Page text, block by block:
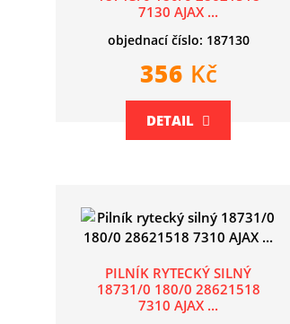
7130 AJAX ...
objednací číslo: 187130
356 Kč
DETAIL
PILNÍK RYTECKÝ SILNÝ
18731/0 180/0 28621518
7310 AJAX ...